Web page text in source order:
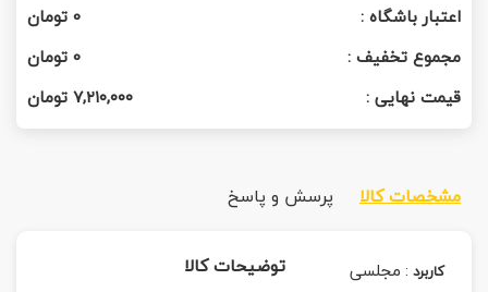
اعتبار باشگاه :
0تومان
مجموع تخفیف :
0تومان
قیمت نهایی :
۷,۲۱۰,۰۰۰تومان
مشخصات کالا پرسش و پاسخ
کاربرد :مجلسی
توضیحات کالا